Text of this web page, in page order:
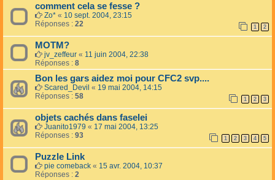
comment cela se fesse ?
Zo* « 10 sept. 2004, 23:15
Réponses : 22 1 2
MOTM?
jv_zeffeur « 11 juin 2004, 22:38
Réponses : 8
Bon les gars aidez moi pour CFC2 svp....
Scared_Devil « 19 mai 2004, 14:15
Réponses : 58 1 2 3
objets cachés dans faselei
Juanito1979 « 17 mai 2004, 13:25
Réponses : 93 1 2 3 4 5
Puzzle Link
pie comeback « 15 avr. 2004, 10:37
Réponses : 2